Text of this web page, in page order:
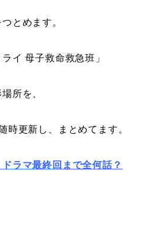
とめます。
イ 母子救命救急班」
所を、
時更新し、まとめてます。
ドラマ最終回まで全何話？